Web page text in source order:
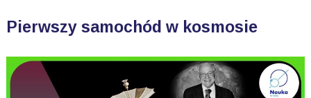
Pierwszy samochód w kosmosie